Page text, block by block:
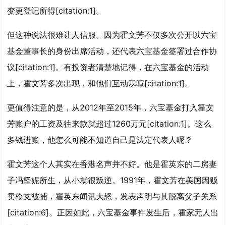
变更登记所得[citation:1]。
但这种说法很难让人信服。因为霍文芳不仅多次公开以六宝
基金董事长的身份出席活动，还代表六宝基金签署过合作协
议[citation:1]。有投资者清楚地记得，在六宝基金的活动
上，霍文芳多次出现，和他们互动寒暄[citation:1]。
更值得注意的是，从2012年至2015年，六宝基金打入霍文
芳账户的工资及往来款就超过1260万元[citation:1]。这么
多钱进账，他怎么可能不知道自己是法定代表人呢？
霍文芳这个人其实在香港名声并不好。他是霍英东的二房妻
子冯坚妮所生，从小就很叛逆。1991年，霍文芳在美国因贩
卖枪支被捕，霍英东闻讯大怒，发表声明与其脱离父子关系
[citation:6]。正因如此，六宝基金事件发生后，霍家无人出